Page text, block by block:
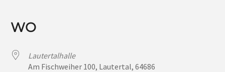
WO
Lautertalhalle
Am Fischweiher 100, Lautertal, 64686